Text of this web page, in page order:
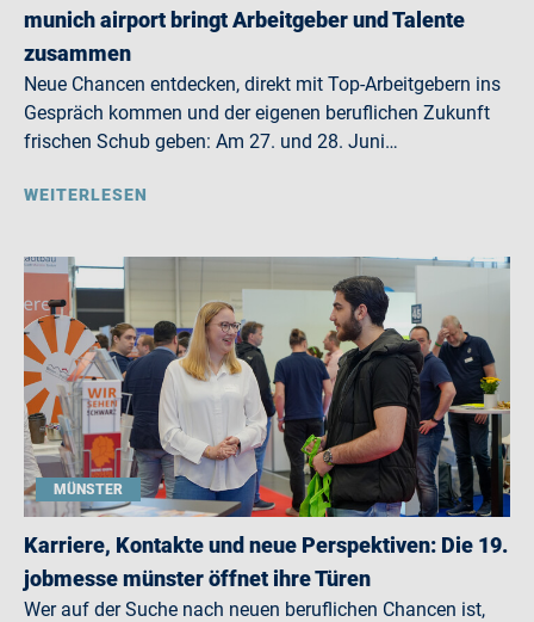
munich airport bringt Arbeitgeber und Talente
zusammen
Neue Chancen entdecken, direkt mit Top-Arbeitgebern ins
Gespräch kommen und der eigenen beruflichen Zukunft
frischen Schub geben: Am 27. und 28. Juni…
WEITERLESEN
MÜNSTER
Karriere, Kontakte und neue Perspektiven: Die 19.
jobmesse münster öffnet ihre Türen
Wer auf der Suche nach neuen beruflichen Chancen ist,